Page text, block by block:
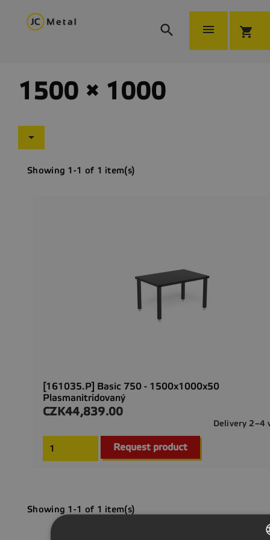
  shopping_cart
1500 × 1000

Showing 1-1 of 1 item(s)
[161035.P] Basic 750 - 1500x1000x50
Plasmanitridovaný
Price
CZK44,839.00
Delivery 2–4
Request product
Showing 1-1 of 1 item(s)